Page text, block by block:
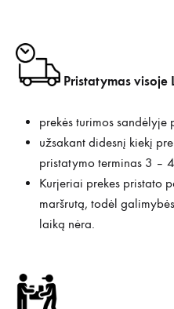
Pristatymas visoje
prekės turimos
užsakant didesnį kiekį
pristatymo terminas 3 –
Kurjeriai prekes pristato
maršrutą, todėl
laiką nėra.